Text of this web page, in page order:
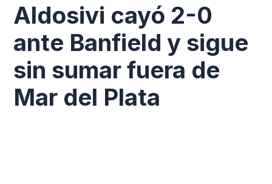
Aldosivi cayó 2-0
ante Banfield y sigue
sin sumar fuera de
Mar del Plata